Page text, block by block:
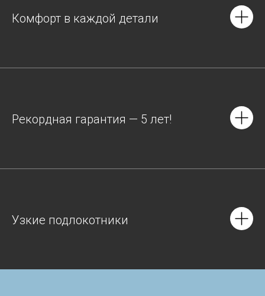
Комфорт в каждой детали
Рекордная гарантия — 5 лет!
Узкие подлокотники